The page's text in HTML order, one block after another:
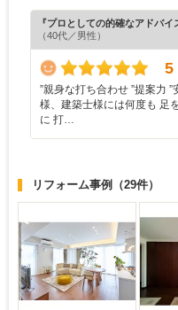
『プロとしての的確なアドバイ
（40代／男性）
5
”‬親身な打ち合わせ ‪”‬提案力
様、建築士様には何度も 足
に 打…
リフォーム事例 （29件）